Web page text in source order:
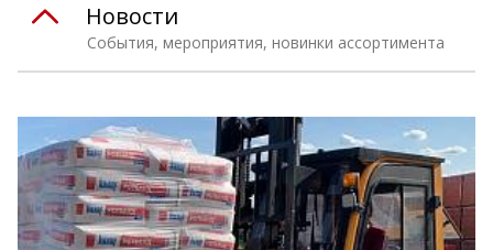
События, мероприятия, новинки ассортимента
Новости